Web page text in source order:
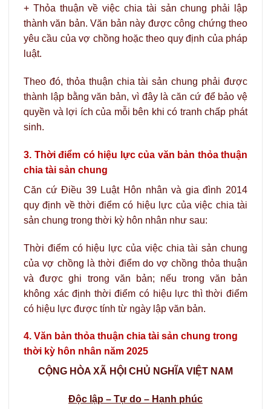
+ Thỏa thuận về việc chia tài sản chung phải lập
thành văn bản. Văn bản này được công chứng theo
yêu cầu của vợ chồng hoặc theo quy định của pháp
luật.
Theo đó, thỏa thuận chia tài sản chung phải được
thành lập bằng văn bản, vì đây là căn cứ để bảo vệ
quyền và lợi ích của mỗi bên khi có tranh chấp phát
sinh.
3. Thời điểm có hiệu lực của văn bản thỏa thuận
chia tài sản chung
Căn cứ Điều 39 Luật Hôn nhân và gia đình 2014
quy định về thời điểm có hiệu lực của việc chia tài
sản chung trong thời kỳ hôn nhân như sau:
Thời điểm có hiệu lực của việc chia tài sản chung
của vợ chồng là thời điểm do vợ chồng thỏa thuận
và được ghi trong văn bản; nếu trong văn bản
không xác định thời điểm có hiệu lực thì thời điểm
có hiệu lực được tính từ ngày lập văn bản.
4. Văn bản thỏa thuận chia tài sản chung trong
thời kỳ hôn nhân năm 2025
CỘNG HÒA XÃ HỘI CHỦ NGHĨA VIỆT NAM
Độc lập – Tự do – Hạnh phúc